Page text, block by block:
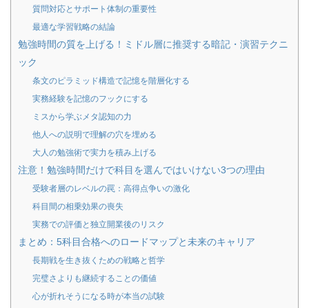
質問対応とサポート体制の重要性
最適な学習戦略の結論
勉強時間の質を上げる！ミドル層に推奨する暗記・演習テクニ
ック
条文のピラミッド構造で記憶を階層化する
実務経験を記憶のフックにする
ミスから学ぶメタ認知の力
他人への説明で理解の穴を埋める
大人の勉強術で実力を積み上げる
注意！勉強時間だけで科目を選んではいけない3つの理由
受験者層のレベルの罠：高得点争いの激化
科目間の相乗効果の喪失
実務での評価と独立開業後のリスク
まとめ：5科目合格へのロードマップと未来のキャリア
長期戦を生き抜くための戦略と哲学
完璧さよりも継続することの価値
心が折れそうになる時が本当の試験